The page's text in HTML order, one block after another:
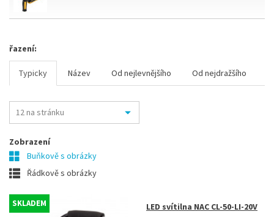
řazení:
Typicky Název Od nejlevnějšího Od nejdražšího
Zobrazení
Buňkově s obrázky
Řádkově s obrázky
SKLADEM LED svítilna NAC CL-50-LI-20V